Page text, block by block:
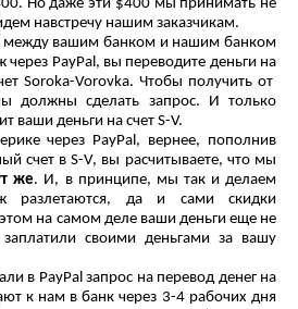
Но даже эти $400 мы принимать не
навстречу нашим заказчикам.
между вашим банком и нашим банком
PayPal, вы переводите деньги на
Soroka-Vorovka. Чтобы получить от
должны сделать запрос. И только
ваши деньги на счет S-V.
через PayPal, вернее, пополнив
счет в S-V, вы расчитываете, что мы
же. И, в принципе, мы так и делаем
разлетаются, да и сами скидки
на самом деле ваши деньги еще не
своими деньгами за вашу
в PayPal запрос на перевод денег на
к нам в банк через 3-4 рабочих дня